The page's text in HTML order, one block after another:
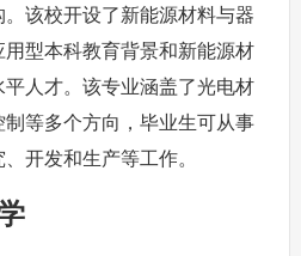
该校开设了新能源材料与器
型本科教育背景和新能源材
人才。该专业涵盖了光电材
等多个方向，毕业生可从事
开发和生产等工作。